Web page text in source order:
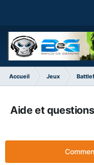
Accueil Jeux
Aide et questions